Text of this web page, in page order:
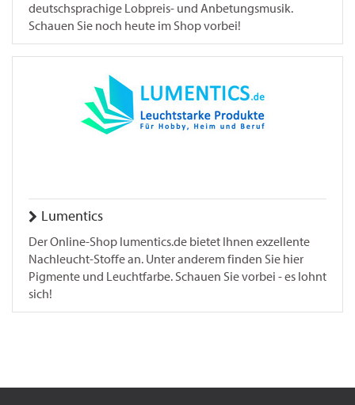
deutschsprachige Lobpreis- und Anbetungsmusik.
Schauen Sie noch heute im Shop vorbei!
Lumentics
Der Online-Shop lumentics.de bietet Ihnen exzellente
Nachleucht-Stoffe an. Unter anderem finden Sie hier
Pigmente und Leuchtfarbe. Schauen Sie vorbei - es lohnt
sich!